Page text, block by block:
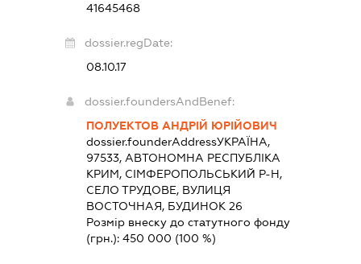
41645468
dossier.regDate:
08.10.17
dossier.foundersAndBenef:
ПОЛУЕКТОВ АНДРІЙ ЮРІЙОВИЧ
dossier.founderAddressУКРАЇНА,
97533, АВТОНОМНА РЕСПУБЛІКА
КРИМ, СІМФЕРОПОЛЬСЬКИЙ Р-Н,
СЕЛО ТРУДОВЕ, ВУЛИЦЯ
ВОСТОЧНАЯ, БУДИНОК 26
Розмір внеску до статутного фонду
(грн.): 450 000 (100 %)